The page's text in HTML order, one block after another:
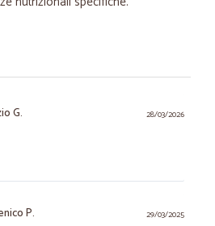
28/03/2026
G.
29/03/2025
P.